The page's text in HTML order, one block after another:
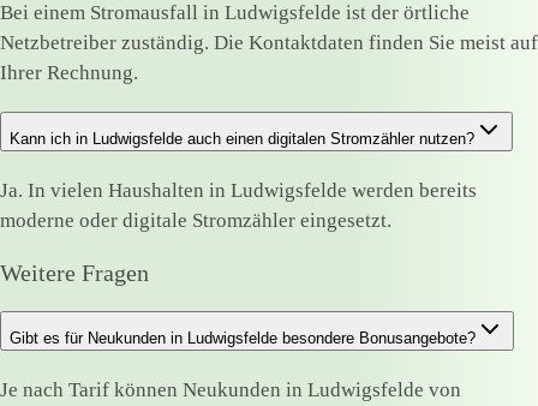
Bei einem Stromausfall in Ludwigsfelde ist der örtliche
Netzbetreiber zuständig. Die Kontaktdaten finden Sie meist auf
Ihrer Rechnung.
Kann ich in Ludwigsfelde auch einen digitalen Stromzähler nutzen?
Ja. In vielen Haushalten in Ludwigsfelde werden bereits
moderne oder digitale Stromzähler eingesetzt.
Weitere Fragen
Gibt es für Neukunden in Ludwigsfelde besondere Bonusangebote?
Je nach Tarif können Neukunden in Ludwigsfelde von